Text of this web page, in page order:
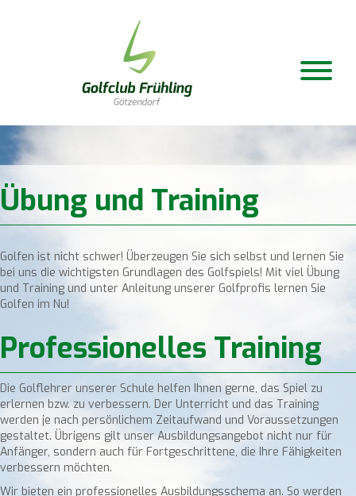
Übung und Training
Golfen ist nicht schwer! Überzeugen Sie sich selbst und lernen Sie
bei uns die wichtigsten Grundlagen des Golfspiels! Mit viel Übung
und Training und unter Anleitung unserer Golfprofis lernen Sie
Golfen im Nu!
Professionelles Training
Die Golflehrer unserer Schule helfen Ihnen gerne, das Spiel zu
erlernen bzw. zu verbessern. Der Unterricht und das Training
werden je nach persönlichem Zeitaufwand und Voraussetzungen
gestaltet. Übrigens gilt unser Ausbildungsangebot nicht nur für
Anfänger, sondern auch für Fortgeschrittene, die Ihre Fähigkeiten
verbessern möchten.
Wir bieten ein professionelles Ausbildungsschema an. So werden